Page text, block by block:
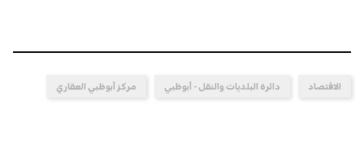
الاقتصاد دائرة البلديات والنقل - أبوظبي مركز أبوظبي العقاري